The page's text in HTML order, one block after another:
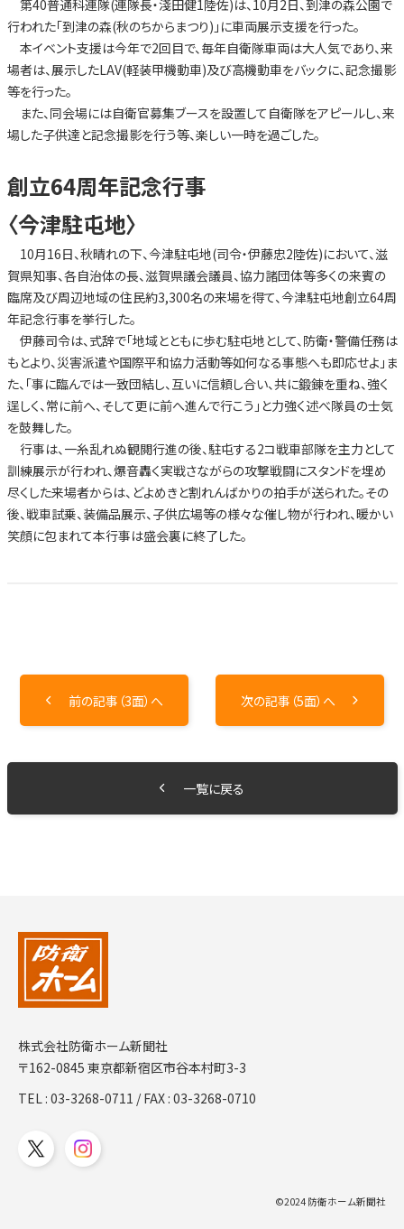
第40普通科連隊(連隊長・淺田健1陸佐)は、10月2日、到津の森公園で
行われた「到津の森(秋のちからまつり)」に車両展示支援を行った。
本イベント支援は今年で2回目で、毎年自衛隊車両は大人気であり、来
場者は、展示したLAV(軽装甲機動車)及び高機動車をバックに、記念撮影
等を行った。
また、同会場には自衛官募集ブースを設置して自衛隊をアピールし、来
場した子供達と記念撮影を行う等、楽しい一時を過ごした。
創立64周年記念行事
〈今津駐屯地〉
10月16日、秋晴れの下、今津駐屯地(司令・伊藤忠2陸佐)において、滋
賀県知事、各自治体の長、滋賀県議会議員、協力諸団体等多くの来賓の
臨席及び周辺地域の住民約3,300名の来場を得て、今津駐屯地創立64周
年記念行事を挙行した。
伊藤司令は、式辞で「地域とともに歩む駐屯地として、防衛・警備任務は
もとより、災害派遣や国際平和協力活動等如何なる事態へも即応せよ」ま
た、「事に臨んでは一致団結し、互いに信頼し合い、共に鍛錬を重ね、強く
逞しく、常に前へ、そして更に前へ進んで行こう」と力強く述べ隊員の士気
を鼓舞した。
行事は、一糸乱れぬ観閲行進の後、駐屯する2コ戦車部隊を主力として
訓練展示が行われ、爆音轟く実戦さながらの攻撃戦闘にスタンドを埋め
尽くした来場者からは、どよめきと割れんばかりの拍手が送られた。その
後、戦車試乗、装備品展示、子供広場等の様々な催し物が行われ、暖かい
笑顔に包まれて本行事は盛会裏に終了した。
前の記事（3面）へ 次の記事（5面）へ
一覧に戻る
株式会社防衛ホーム新聞社
〒162-0845 東京都新宿区市谷本村町3-3
TEL :03-3268-0711 / FAX : 03-3268-0710
©2024 防衛ホーム新聞社